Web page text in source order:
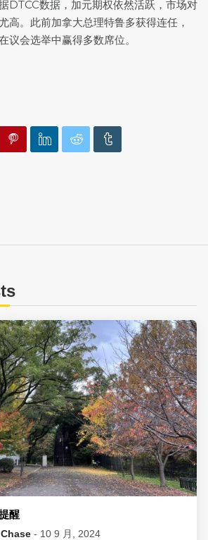
DTCC数据，加元期权依然活跃，市场对
高。此前加拿大总理特鲁多获得连任，
议会选举中赢得多数席位。
醒
- 10 9 月, 2024